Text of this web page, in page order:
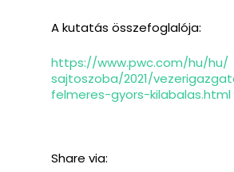
A kutatás összefoglalója:
https://www.pwc.com/hu/hu/
sajtoszoba/2021/
felmeres-gyors-kilabalas.html
Share via: